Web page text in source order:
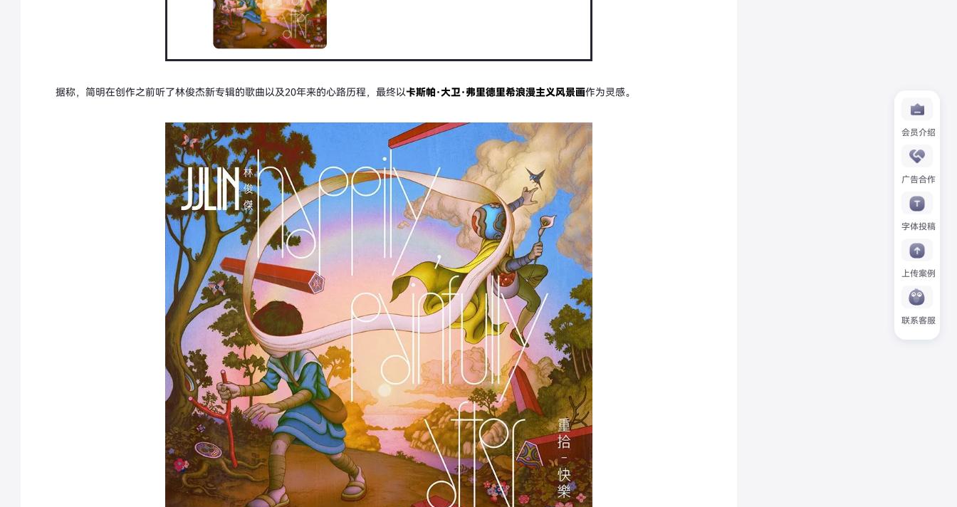
会员介绍
广告合作
字体投稿
上传案例
联系客服
据称，简明在创作之前听了林俊杰新专辑的歌曲以及20年来的心路历程，最终以卡斯帕·大卫·弗里德里希浪漫主义风景画作为灵感。